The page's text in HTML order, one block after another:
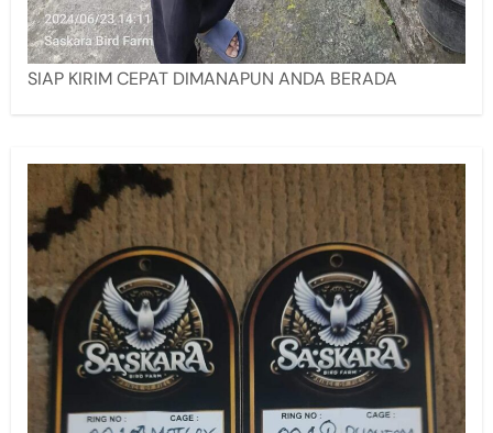
SIAP KIRIM CEPAT DIMANAPUN ANDA BERADA